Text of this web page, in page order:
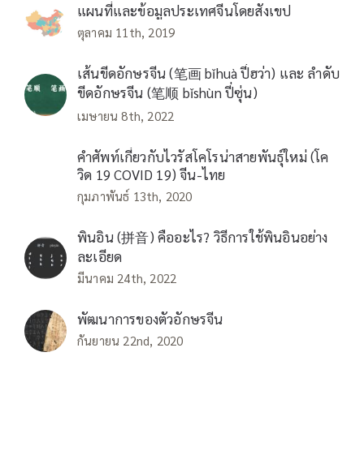
แผนที่และข้อมูลประเทศจีนโดยสังเขป
ตุลาคม 11th, 2019
เส้นขีดอักษรจีน (笔画 bǐhuà ปี่ฮว่า) และ ลำดับ
ขีดอักษรจีน (笔顺 bǐshùn ปี่ซุ่น)
เมษายน 8th, 2022
คำศัพท์เกี่ยวกับไวรัสโคโรน่าสายพันธุ์ใหม่ (โค
วิด 19 COVID 19) จีน-ไทย
กุมภาพันธ์ 13th, 2020
พินอิน (拼音) คืออะไร? วิธีการใช้พินอินอย่าง
ละเอียด
มีนาคม 24th, 2022
พัฒนาการของตัวอักษรจีน
กันยายน 22nd, 2020